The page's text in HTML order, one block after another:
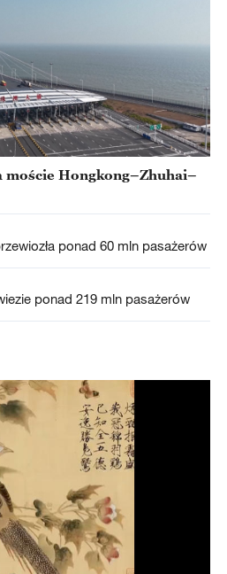
moście Hongkong–Zhuhai–
ponad 60 mln pasażerów
ponad 219 mln pasażerów